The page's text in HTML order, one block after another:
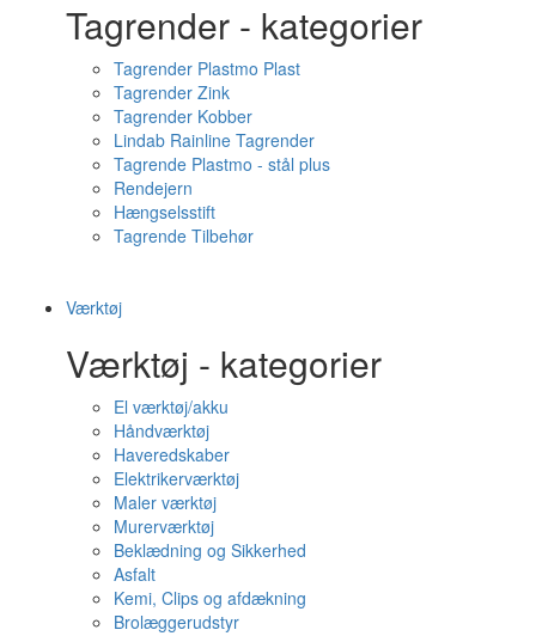
Tagrender - kategorier
Tagrender Plastmo Plast
Tagrender Zink
Tagrender Kobber
Lindab Rainline Tagrender
Tagrende Plastmo - stål plus
Rendejern
Hængselsstift
Tagrende Tilbehør
Værktøj
Værktøj - kategorier
El værktøj/akku
Håndværktøj
Haveredskaber
Elektrikerværktøj
Maler værktøj
Murerværktøj
Beklædning og Sikkerhed
Asfalt
Kemi, Clips og afdækning
Brolæggerudstyr